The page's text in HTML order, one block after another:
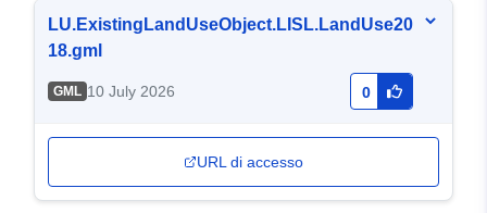
LU.ExistingLandUseObject.LISL.LandUse20
18.gml
GML 10 July 2026 0
URL di accesso